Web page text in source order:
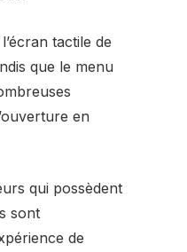
tactile de
que le menu
en
qui possèdent
sont
de